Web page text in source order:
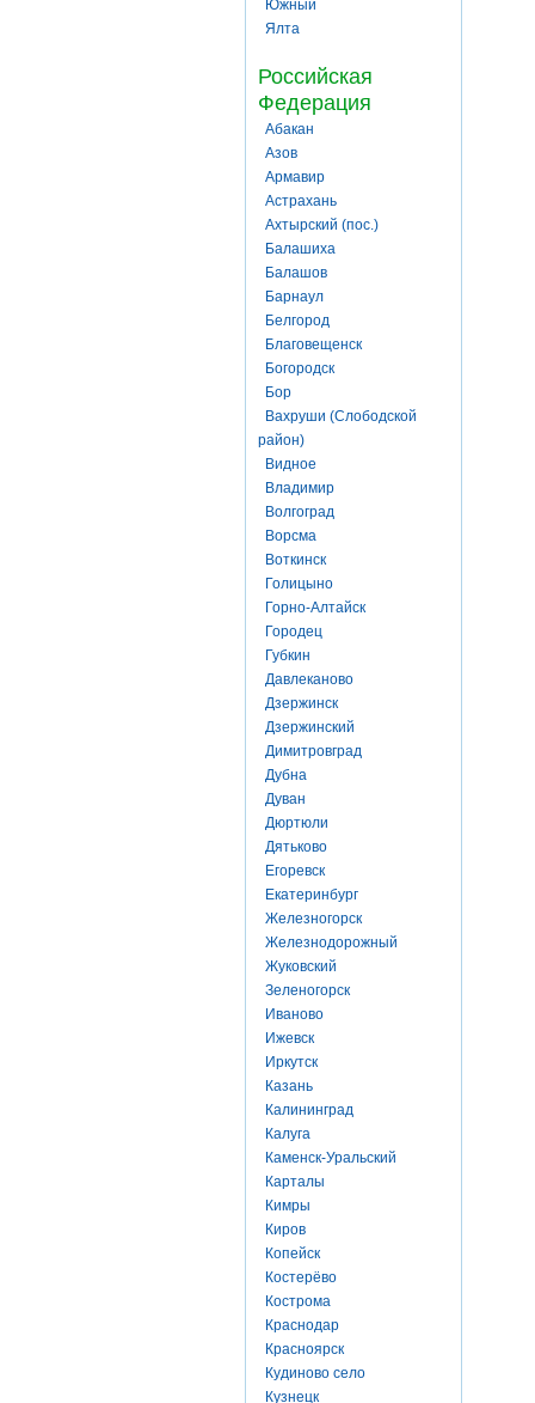
Южный
Ялта
Российская
Федерация
Абакан
Азов
Армавир
Астрахань
Ахтырский (пос.)
Балашиха
Балашов
Барнаул
Белгород
Благовещенск
Богородск
Бор
Вахруши (Слободской
район)
Видное
Владимир
Волгоград
Ворсма
Воткинск
Голицыно
Горно-Алтайск
Городец
Губкин
Давлеканово
Дзержинск
Дзержинский
Димитровград
Дубна
Дуван
Дюртюли
Дятьково
Егоревск
Екатеринбург
Железногорск
Железнодорожный
Жуковский
Зеленогорск
Иваново
Ижевск
Иркутск
Казань
Калининград
Калуга
Каменск-Уральский
Карталы
Кимры
Киров
Копейск
Костерёво
Кострома
Краснодар
Красноярск
Кудиново село
Кузнецк